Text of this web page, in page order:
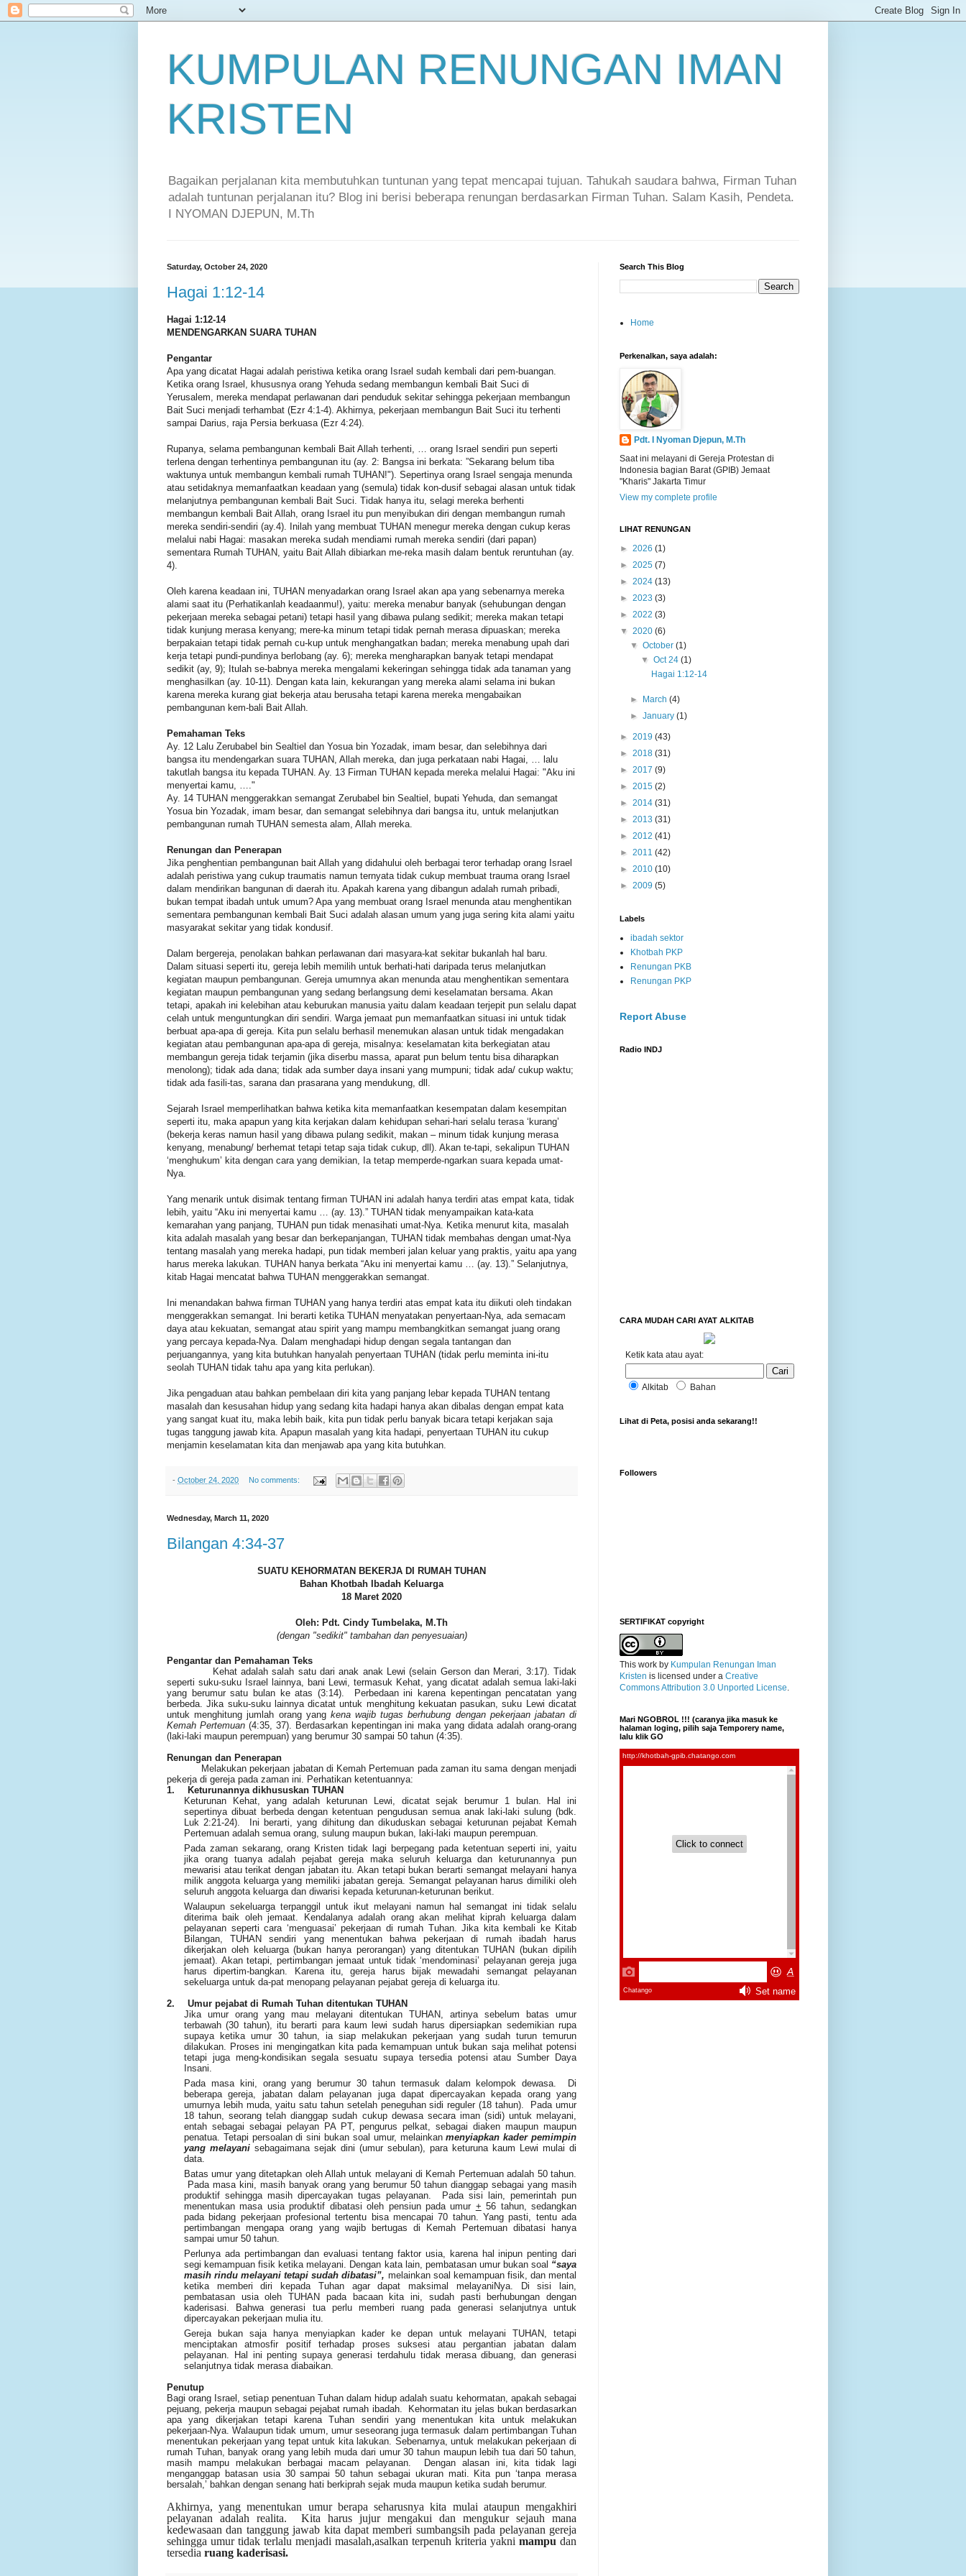
KUMPULAN RENUNGAN IMAN
KRISTEN
Bagaikan perjalanan kita membutuhkan tuntunan yang tepat mencapai tujuan. Tahukah saudara bahwa, Firman Tuhan
adalah tuntunan perjalanan itu? Blog ini berisi beberapa renungan berdasarkan Firman Tuhan. Salam Kasih, Pendeta.
I NYOMAN DJEPUN, M.Th
Saturday, October 24, 2020
Hagai 1:12-14
Hagai 1:12-14
MENDENGARKAN SUARA TUHAN
Pengantar
Apa yang dicatat Hagai adalah peristiwa ketika orang Israel sudah kembali dari pem-buangan.
Ketika orang Israel, khususnya orang Yehuda sedang membangun kembali Bait Suci di
Yerusalem, mereka mendapat perlawanan dari penduduk sekitar sehingga pekerjaan membangun
Bait Suci menjadi terhambat (Ezr 4:1-4). Akhirnya, pekerjaan membangun Bait Suci itu terhenti
sampai Darius, raja Persia berkuasa (Ezr 4:24).
Rupanya, selama pembangunan kembali Bait Allah terhenti, … orang Israel sendiri pun seperti
terlena dengan terhentinya pembangunan itu (ay. 2: Bangsa ini berkata: ”Sekarang belum tiba
waktunya untuk membangun kembali rumah TUHAN!"). Sepertinya orang Israel sengaja menunda
atau setidaknya memanfaatkan keadaan yang (semula) tidak kon-dusif sebagai alasan untuk tidak
melanjutnya pembangunan kembali Bait Suci. Tidak hanya itu, selagi mereka berhenti
membangun kembali Bait Allah, orang Israel itu pun menyibukan diri dengan membangun rumah
mereka sendiri-sendiri (ay.4). Inilah yang membuat TUHAN menegur mereka dengan cukup keras
melalui nabi Hagai: masakan mereka sudah mendiami rumah mereka sendiri (dari papan)
sementara Rumah TUHAN, yaitu Bait Allah dibiarkan me-reka masih dalam bentuk reruntuhan (ay.
4).
Oleh karena keadaan ini, TUHAN menyadarkan orang Israel akan apa yang sebenarnya mereka
alami saat itu (Perhatikanlah keadaanmu!), yaitu: mereka menabur banyak (sehubungan dengan
pekerjaan mereka sebagai petani) tetapi hasil yang dibawa pulang sedikit; mereka makan tetapi
tidak kunjung merasa kenyang; mere-ka minum tetapi tidak pernah merasa dipuaskan; mereka
berpakaian tetapi tidak pernah cu-kup untuk menghangatkan badan; mereka menabung upah dari
kerja tetapi pundi-pundinya berlobang (ay. 6); mereka mengharapkan banyak tetapi mendapat
sedikit (ay, 9); Itulah se-babnya mereka mengalami kekeringan sehingga tidak ada tanaman yang
menghasilkan (ay. 10-11). Dengan kata lain, kekurangan yang mereka alami selama ini bukan
karena mereka kurang giat bekerja atau berusaha tetapi karena mereka mengabaikan
pembangunan kem-bali Bait Allah.
Pemahaman Teks
Ay. 12 Lalu Zerubabel bin Sealtiel dan Yosua bin Yozadak, imam besar, dan selebihnya dari
bangsa itu mendengarkan suara TUHAN, Allah mereka, dan juga perkataan nabi Hagai, … lalu
takutlah bangsa itu kepada TUHAN. Ay. 13 Firman TUHAN kepada mereka melalui Hagai: "Aku ini
menyertai kamu, …."
Ay. 14 TUHAN menggerakkan semangat Zerubabel bin Sealtiel, bupati Yehuda, dan semangat
Yosua bin Yozadak, imam besar, dan semangat selebihnya dari bangsa itu, untuk melanjutkan
pembangunan rumah TUHAN semesta alam, Allah mereka.
Renungan dan Penerapan
Jika penghentian pembangunan bait Allah yang didahului oleh berbagai teror terhadap orang Israel
adalah peristiwa yang cukup traumatis namun ternyata tidak cukup membuat trauma orang Israel
dalam mendirikan bangunan di daerah itu. Apakah karena yang dibangun adalah rumah pribadi,
bukan tempat ibadah untuk umum? Apa yang membuat orang Israel menunda atau menghentikan
sementara pembangunan kembali Bait Suci adalah alasan umum yang juga sering kita alami yaitu
masyarakat sekitar yang tidak kondusif.
Dalam bergereja, penolakan bahkan perlawanan dari masyara-kat sekitar bukanlah hal baru.
Dalam situasi seperti itu, gereja lebih memilih untuk berhati-hati daripada terus melanjutkan
kegiatan maupun pembangunan. Gereja umumnya akan menunda atau menghentikan sementara
kegiatan maupun pembangunan yang sedang berlangsung demi keselamatan bersama. Akan
tetapi, apakah ini kelebihan atau keburukan manusia yaitu dalam keadaan terjepit pun selalu dapat
celah untuk menguntungkan diri sendiri. Warga jemaat pun memanfaatkan situasi ini untuk tidak
berbuat apa-apa di gereja. Kita pun selalu berhasil menemukan alasan untuk tidak mengadakan
kegiatan atau pembangunan apa-apa di gereja, misalnya: keselamatan kita berkegiatan atau
membangun gereja tidak terjamin (jika diserbu massa, aparat pun belum tentu bisa diharapkan
menolong); tidak ada dana; tidak ada sumber daya insani yang mumpuni; tidak ada/ cukup waktu;
tidak ada fasili-tas, sarana dan prasarana yang mendukung, dll.
Sejarah Israel memperlihatkan bahwa ketika kita memanfaatkan kesempatan dalam kesempitan
seperti itu, maka apapun yang kita kerjakan dalam kehidupan sehari-hari selalu terasa ‘kurang’
(bekerja keras namun hasil yang dibawa pulang sedikit, makan – minum tidak kunjung merasa
kenyang, menabung/ berhemat tetapi tetap saja tidak cukup, dll). Akan te-tapi, sekalipun TUHAN
‘menghukum’ kita dengan cara yang demikian, Ia tetap memperde-ngarkan suara kepada umat-
Nya.
Yang menarik untuk disimak tentang firman TUHAN ini adalah hanya terdiri atas empat kata, tidak
lebih, yaitu “Aku ini menyertai kamu … (ay. 13).” TUHAN tidak menyampaikan kata-kata
kemarahan yang panjang, TUHAN pun tidak menasihati umat-Nya. Ketika menurut kita, masalah
kita adalah masalah yang besar dan berkepanjangan, TUHAN tidak membahas dengan umat-Nya
tentang masalah yang mereka hadapi, pun tidak memberi jalan keluar yang praktis, yaitu apa yang
harus mereka lakukan. TUHAN hanya berkata “Aku ini menyertai kamu … (ay. 13).” Selanjutnya,
kitab Hagai mencatat bahwa TUHAN menggerakkan semangat.
Ini menandakan bahwa firman TUHAN yang hanya terdiri atas empat kata itu diikuti oleh tindakan
menggerakkan semangat. Ini berarti ketika TUHAN menyatakan penyertaan-Nya, ada semacam
daya atau kekuatan, semangat atau spirit yang mampu membangkitkan semangat juang orang
yang percaya kepada-Nya. Dalam menghadapi hidup dengan segala tantangan dan
perjuangannya, yang kita butuhkan hanyalah penyertaan TUHAN (tidak perlu meminta ini-itu
seolah TUHAN tidak tahu apa yang kita perlukan).
Jika pengaduan atau bahkan pembelaan diri kita yang panjang lebar kepada TUHAN tentang
masalah dan kesusahan hidup yang sedang kita hadapi hanya akan dibalas dengan empat kata
yang sangat kuat itu, maka lebih baik, kita pun tidak perlu banyak bicara tetapi kerjakan saja
tugas tanggung jawab kita. Apapun masalah yang kita hadapi, penyertaan TUHAN itu cukup
menjamin keselamatan kita dan menjawab apa yang kita butuhkan.
- October 24, 2020 No comments:
Wednesday, March 11, 2020
Bilangan 4:34-37
SUATU KEHORMATAN BEKERJA DI RUMAH TUHAN
Bahan Khotbah Ibadah Keluarga
18 Maret2020
Oleh: Pdt. Cindy Tumbelaka, M.Th
(dengan "sedikit" tambahan dan penyesuaian)
Pengantar dan Pemahaman Teks
Kehat adalah salah satu dari anak anak Lewi (selain Gerson dan Merari, 3:17). Tidak
seperti suku-suku Israel lainnya, bani Lewi, termasuk Kehat, yang dicatat adalah semua laki-laki
yang berumur satu bulan ke atas (3:14). Perbedaan ini karena kepentingan pencatatan yang
berbeda. Jika suku-suku lainnya dicatat untuk menghitung kekuatan pasukan, suku Lewi dicatat
untuk menghitung jumlah orang yang kena wajib tugas berhubung dengan pekerjaan jabatan di
Kemah Pertemuan(4:35, 37). Berdasarkan kepentingan ini maka yang didata adalah orang-orang
(laki-laki maupun perempuan) yang berumur 30 sampai 50 tahun (4:35).
Renungan dan Penerapan
Melakukan pekerjaan jabatan di Kemah Pertemuan pada zaman itu sama dengan menjadi
pekerja di gereja pada zaman ini. Perhatikan ketentuannya:
1.
Keturunannya dikhususkan TUHAN
Keturunan Kehat, yang adalah keturunan Lewi, dicatat sejak berumur 1 bulan. Hal ini
sepertinya dibuat berbeda dengan ketentuan pengudusan semua anak laki-laki sulung (bdk.
Luk 2:21-24). Ini berarti, yang dihitung dan dikuduskan sebagai keturunan pejabat Kemah
Pertemuan adalah semua orang, sulung maupun bukan, laki-laki maupun perempuan.
Pada zaman sekarang, orang Kristen tidak lagi berpegang pada ketentuan seperti ini, yaitu
jika orang tuanya adalah pejabat gereja maka seluruh keluarga dan keturunannya pun
mewarisi atau terikat dengan jabatan itu. Akan tetapi bukan berarti semangat melayani hanya
milik anggota keluarga yang memiliki jabatan gereja. Semangat pelayanan harus dimiliki oleh
seluruh anggota keluarga dan diwarisi kepada keturunan-keturunan berikut.
Walaupun sekeluarga terpanggil untuk ikut melayani namun hal semangat ini tidak selalu
diterima baik oleh jemaat. Kendalanya adalah orang akan melihat kiprah keluarga dalam
pelayanan seperti cara ‘menguasai’ pekerjaan di rumah Tuhan. Jika kita kembali ke Kitab
Bilangan, TUHAN sendiri yang menentukan bahwa pekerjaan di rumah ibadah harus
dikerjakan oleh keluarga (bukan hanya perorangan) yang ditentukan TUHAN (bukan dipilih
jemaat). Akan tetapi, pertimbangan jemaat untuk tidak ‘mendominasi’ pelayanan gereja juga
harus dipertim-bangkan. Karena itu, gereja harus bijak mewadahi semangat pelayanan
sekeluarga untuk da-pat menopang pelayanan pejabat gereja di keluarga itu.
2.
Umur pejabat di Rumah Tuhan ditentukan TUHAN
Jika umur orang yang mau melayani ditentukan TUHAN, artinya sebelum batas umur
terbawah (30 tahun), itu berarti para kaum lewi sudah harus dipersiapkan sedemikian rupa
supaya ketika umur 30 tahun, ia siap melakukan pekerjaan yang sudah turun temurun
dilakukan. Proses ini mengingatkan kita pada kemampuan untuk bukan saja melihat potensi
tetapi juga meng-kondisikan segala sesuatu supaya tersedia potensi atau Sumber Daya
Insani.
Pada masa kini, orang yang berumur 30 tahun termasuk dalam kelompok dewasa. Di
beberapa gereja, jabatan dalam pelayanan juga dapat dipercayakan kepada orang yang
umurnya lebih muda, yaitu satu tahun setelah peneguhan sidi reguler (18 tahun). Pada umur
18 tahun, seorangtelah dianggap sudah cukup dewasasecara iman (sidi) untukmelayani,
entah sebagai sebagai pelayan PA PT, pengurus pelkat, sebagai diaken maupunmaupun
penatua. Tetapi persoalan di sini bukan soal umur, melainkanmenyiapkan kader pemimpin
yang melayani sebagaimana sejak dini (umur sebulan), para keturuna kaum Lewi mulai di
data.
Batas umur yang ditetapkan oleh Allah untuk melayani di Kemah Pertemuan adalah 50 tahun.
Pada masa kini, masih banyak orang yang berumur 50 tahun dianggap sebagai yang masih
produktif sehingga masih dipercayakan tugas pelayanan. Pada sisi lain, pemerintah pun
menentukan masa usia produktif dibatasi oleh pensiun pada umur + 56 tahun, sedangkan
pada bidang pekerjaan profesional tertentu bisa mencapai 70 tahun. Yang pasti, tentu ada
pertimbangan mengapa orang yang wajib bertugas di Kemah Pertemuan dibatasi hanya
sampai umur 50 tahun.
Perlunya ada pertimbangan dan evaluasi tentang faktor usia, karena hal inipun penting dari
segi kemampuan fisik ketika melayani. Dengan kata lain, pembatasan umur bukan soal “saya
masih rindu melayani tetapi sudah dibatasi”, melainkan soal kemampuan fisik, dan mental
ketika memberi diri kepada Tuhan agar dapat maksimal melayaniNya. Di sisi lain,
pembatasan usia oleh TUHAN pada bacaan kita ini, sudah pasti berhubungan dengan
kaderisasi. Bahwa generasi tua perlu memberi ruang pada generasi selanjutnya untuk
dipercayakan pekerjaan mulia itu.
Gereja bukan saja hanya menyiapkan kader ke depan untuk melayani TUHAN, tetapi
menciptakan atmosfir positif terhadap proses suksesi atau pergantian jabatan dalam
pelayanan. Hal ini penting supaya generasi terdahulu tidak merasa dibuang, dan generasi
selanjutnya tidak merasa diabaikan.
Penutup
Bagi orang Israel, setiap penentuan Tuhan dalam hidup adalah suatu kehormatan, apakah sebagai
pejuang, pekerja maupun sebagai pejabat rumah ibadah. Kehormatan itu jelas bukan berdasarkan
apa yang dikerjakan tetapi karena Tuhan sendiri yang menentukan kita untuk melakukan
pekerjaan-Nya.Walaupun tidak umum, umur seseorang juga termasuk dalam pertimbangan Tuhan
menentukan pekerjaan yang tepat untuk kita lakukan. Sebenarnya, untuk melakukan pekerjaan di
rumah Tuhan, banyak orang yang lebih muda dari umur 30 tahun maupun lebih tua dari 50 tahun,
masih mampu melakukan berbagai macam pelayanan. Dengan alasan ini, kita tidak lagi
menganggap batasan usia 30 sampai 50 tahun sebagai ukuran mati. Kita pun ‘tanpa merasa
bersalah,’ bahkan dengan senang hati berkiprah sejak muda maupun ketika sudah berumur.
Akhirnya, yang menentukan umur berapa seharusnya kita mulai ataupun mengakhiri
pelayanan adalah realita. Kita harus jujur mengakui dan mengukur sejauh mana
kedewasaan dan tanggung jawab kita dapat memberi sumbangsih pada pelayanan gereja
sehingga umur tidak terlalu menjadi masalah,asalkan terpenuh kriteria yakni mampu dan
tersedia ruang kaderisasi.
Search This Blog
Home
Perkenalkan, saya adalah:
Pdt. I Nyoman Djepun, M.Th
Saat ini melayani di Gereja Protestan di
Indonesia bagian Barat (GPIB) Jemaat
"Kharis" Jakarta Timur
View my complete profile
LIHAT RENUNGAN
► 2026 (1)
► 2025 (7)
► 2024 (13)
► 2023 (3)
► 2022 (3)
▼ 2020 (6)
▼October(1)
▼ Oct 24 (1)
Hagai 1:12-14
► March(4)
►January(1)
► 2019 (43)
► 2018 (31)
► 2017 (9)
► 2015 (2)
► 2014 (31)
► 2013 (31)
► 2012 (41)
► 2011 (42)
► 2010 (10)
► 2009 (5)
Labels
ibadah sektor
Khotbah PKP
Renungan PKB
Renungan PKP
Report Abuse
Radio INDJ
CARA MUDAH CARI AYAT ALKITAB
Ketik kata atau ayat:
Alkitab Bahan
Lihat di Peta, posisi anda sekarang!!
Followers
SERTIFIKAT copyright
This work by Kumpulan Renungan Iman
Kristen is licensed under a Creative
Commons Attribution 3.0 Unported License.
Mari NGOBROL !!! (caranya jika masuk ke
halaman loging, pilih saja Temporery name,
lalu klik GO